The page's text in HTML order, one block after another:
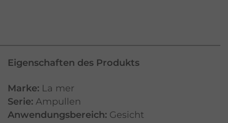
Eigenschaften des Produkts
Marke: La mer
Serie: Ampullen
Anwendungsbereich: Gesicht